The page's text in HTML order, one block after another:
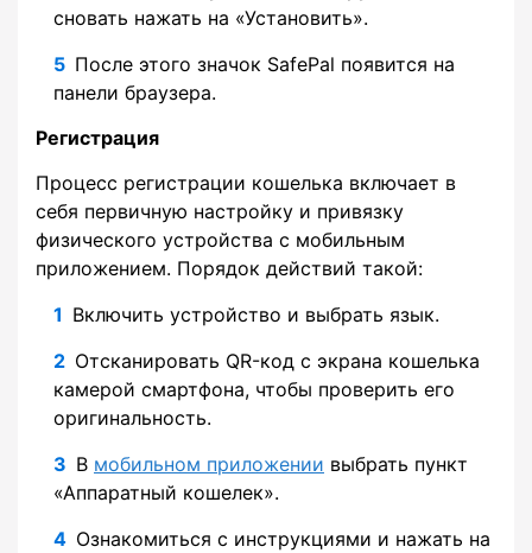
сновать нажать на «Установить».
После этого значок SafePal появится на
панели браузера.
Регистрация
Процесс регистрации кошелька включает в
себя первичную настройку и привязку
физического устройства с мобильным
приложением. Порядок действий такой:
Включить устройство и выбрать язык.
Отсканировать QR-код с экрана кошелька
камерой смартфона, чтобы проверить его
оригинальность.
В мобильном приложении выбрать пункт
«Аппаратный кошелек».
Ознакомиться с инструкциями и нажать на